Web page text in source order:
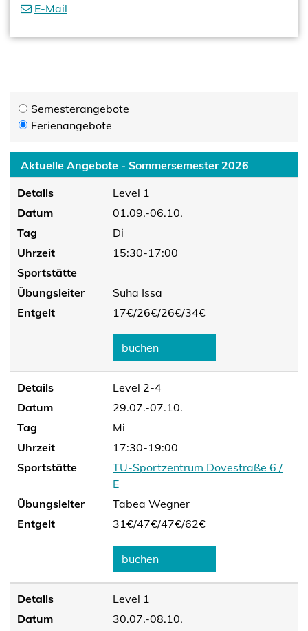
E-Mail
Semesterangebote
Ferienangebote
Aktuelle Angebote - Sommersemester 2026
Details
Level 1
Datum
01.09.-06.10.
Tag
Di
Uhrzeit
15:30-17:00
Sportstätte
Übungsleiter
Suha Issa
Entgelt
17€/26€/26€/34€
buchen
Details
Level 2-4
Datum
29.07.-07.10.
Tag
Mi
Uhrzeit
17:30-19:00
Sportstätte
TU-Sportzentrum Dovestraße 6 /
E
Übungsleiter
Tabea Wegner
Entgelt
31€/47€/47€/62€
buchen
Details
Level 1
Datum
30.07.-08.10.